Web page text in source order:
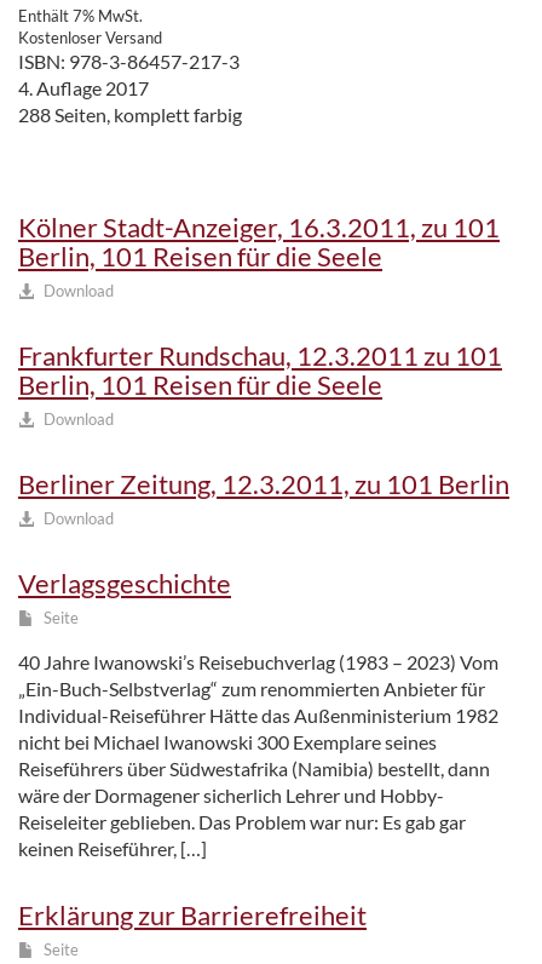
Enthält 7% MwSt.
Kostenloser Versand
ISBN: 978-3-86457-217-3
4. Auflage 2017
288 Seiten, komplett farbig
Kölner Stadt-Anzeiger, 16.3.2011, zu 101
Berlin, 101 Reisen für die Seele
Download
Frankfurter Rundschau, 12.3.2011 zu 101
Berlin, 101 Reisen für die Seele
Download
Berliner Zeitung, 12.3.2011, zu 101 Berlin
Download
Verlagsgeschichte
Seite
40 Jahre Iwanowski’s Reisebuchverlag (1983 – 2023) Vom
„Ein-Buch-Selbstverlag“ zum renommierten Anbieter für
Individual-Reiseführer Hätte das Außenministerium 1982
nicht bei Michael Iwanowski 300 Exemplare seines
Reiseführers über Südwestafrika (Namibia) bestellt, dann
wäre der Dormagener sicherlich Lehrer und Hobby-
Reiseleiter geblieben. Das Problem war nur: Es gab gar
keinen Reiseführer, […]
Erklärung zur Barrierefreiheit
Seite